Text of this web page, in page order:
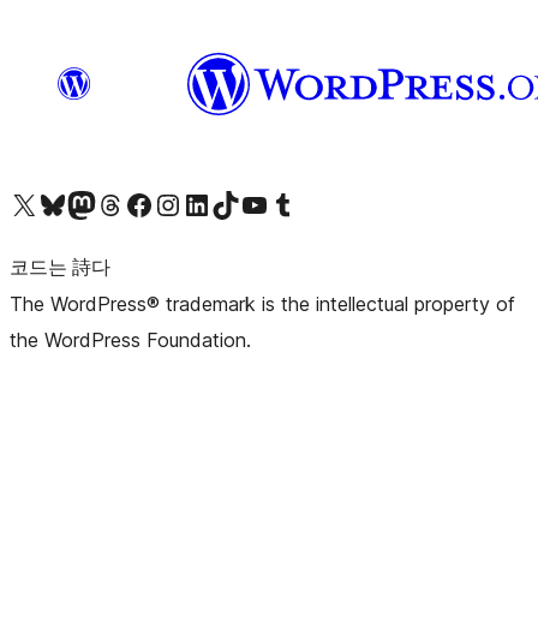
X(이전 트위터) 계정 방문하기블루스카이 계정 방문하기마스토돈 계정 방문하기스레드 계정 방문하기 페이스북 페이지 방문하기인스타그램 계정 방문하기 LinkedIn 계정 방문하기틱톡 계정 방문하기유튜브 채널 방문하기 텀블러 계정 방문하기
코드는 詩다
The WordPress® trademark is the intellectual property of
the WordPress Foundation.